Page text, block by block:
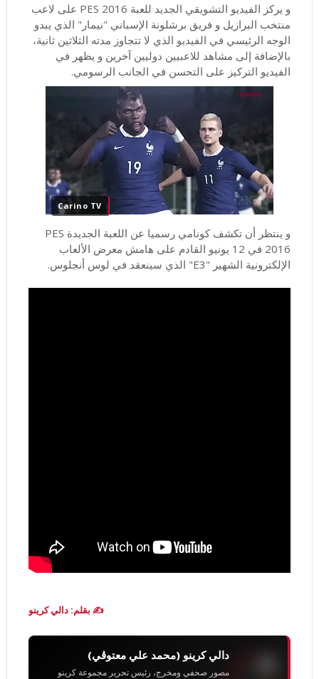
و يركز الفيديو التشويقي الجديد للعبة PES 2016 على لاعب
منتخب البرازيل و فريق برشلونة الإسباني "نيمار" الذي يبدو
الوجه الرئيسي في الفيديو الذي لا تتجاوز مدته الثلاثين ثانية،
بالإضافة إلى مشاهد للاعبيين دوليين آخرين و يظهر في
الفيديو التركيز على التحسن في الجانب الرسومي.
Carino TV
و ينتظر أن تكشف كونامي رسميا عن اللعبة الجديدة PES
2016 في 12 يونيو القادم على هامش معرض الألعاب
الإلكترونية الشهير "E3" الذي سينعقد في لوس أنجلوس.
✍️ بقلم: دالي كرينو
دالي كرينو (محمد علي معتوڨي)
مصور صحفي ومخرج، رئيس تحرير مجموعة كرينو